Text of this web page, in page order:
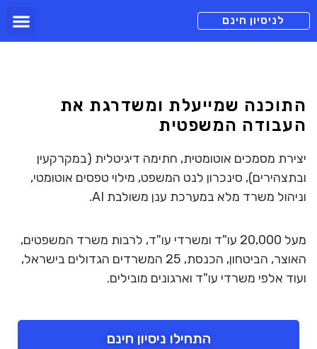
לניסיון חינם
התוכנה שמייעלת ומשדרגת את
העבודה המשפטית
יצירת מסמכים אוטומטית, חתימה דיגיטלית (במקרקעין
ובתצהירים), סינכרון לנט המשפט, מילוי טפסים אוטומטי,
וניהול משרד מלא במערכת ענן משולבת AI.
מעל 20,000 עו"ד ומשרדי עו"ד, לרבות משרד המשפטים,
האוצר, הביטחון, הכנסת, 25 המשרדים הגדולים בישראל,
ועוד אלפי משרדי עו"ד וארגונים מובילים.
התחילו ניסיון חינם